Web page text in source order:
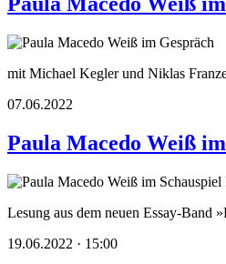
mit Michael Kegler und Niklas
07.06.2022
Paula Macedo Weiß
Lesung aus dem neuen Essay-Band
19.06.2022 · 15:00